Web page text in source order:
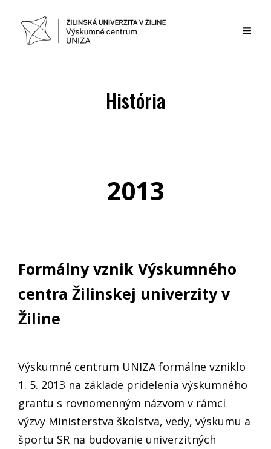
História
2013
Formálny vznik Výskumného
centra Žilinskej univerzity v
Žiline
Výskumné centrum UNIZA formálne vzniklo
1. 5. 2013 na základe pridelenia výskumného
grantu s rovnomenným názvom v rámci
výzvy Ministerstva školstva, vedy, výskumu a
športu SR na budovanie univerzitných